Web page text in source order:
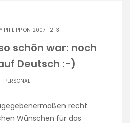
PHILIPP ON 2007-12-31
schön war: noch
Deutsch :-)
PERSONAL
recht
Wünschen für das